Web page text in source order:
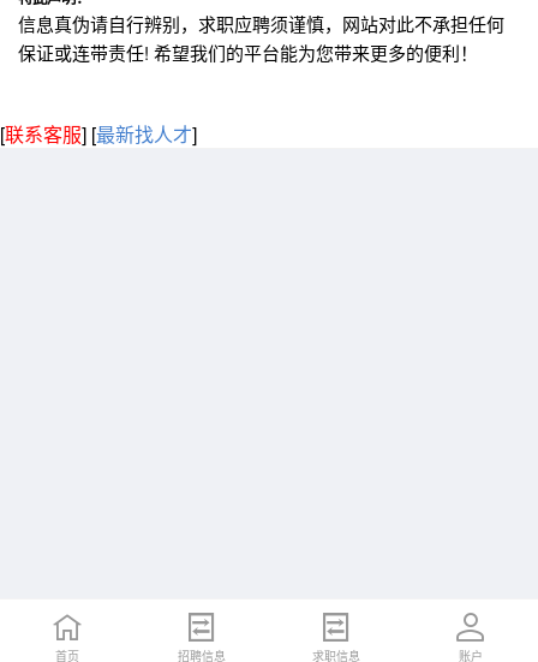
信息真伪请自行辨别，求职应聘须谨慎，网站对此不承担任何
保证或连带责任! 希望我们的平台能为您带来更多的便利！
[联系客服] [最新找人才]
首页 招聘信息 求职信息 账户